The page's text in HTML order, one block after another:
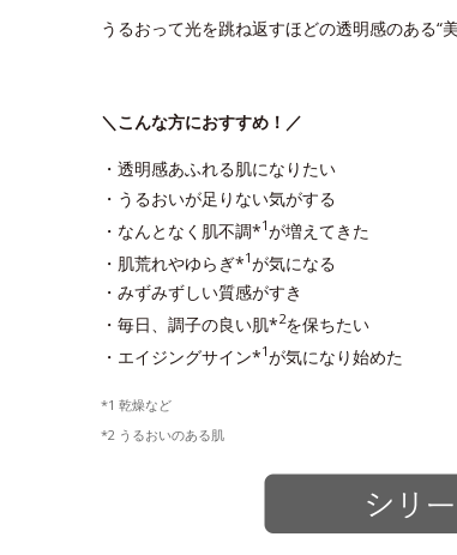
うるおって光を跳ね返すほどの透明感のある“
＼こんな方におすすめ！／
・透明感あふれる肌になりたい
・うるおいが足りない気がする
・なんとなく肌不調*1が増えてきた
・肌荒れやゆらぎ*1が気になる
・みずみずしい質感がすき
・毎日、調子の良い肌*2を保ちたい
・エイジングサイン*1が気になり始めた
*1 乾燥など
*2 うるおいのある肌